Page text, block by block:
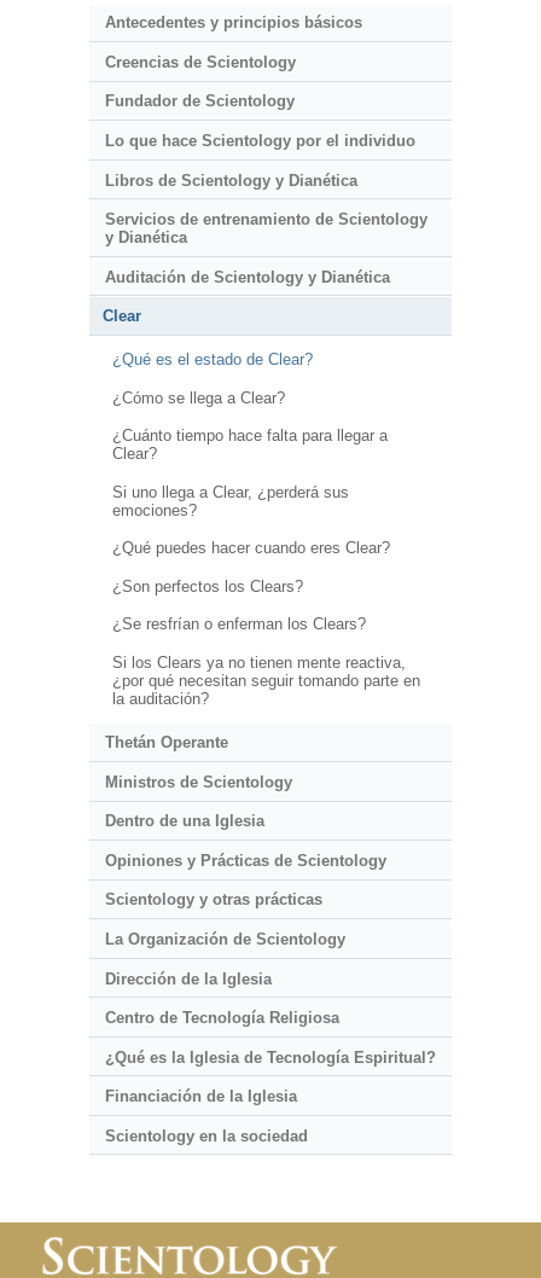
Antecedentes y principios básicos
Creencias de Scientology
Fundador de Scientology
Lo que hace Scientology por el individuo
Libros de Scientology y Dianética
Servicios de entrenamiento de Scientology
y Dianética
Auditación de Scientology y Dianética
Clear
¿Qué es el estado de Clear?
¿Cómo se llega a Clear?
¿Cuánto tiempo hace falta para llegar a
Clear?
Si uno llega a Clear, ¿perderá sus
emociones?
¿Qué puedes hacer cuando eres Clear?
¿Son perfectos los Clears?
¿Se resfrían o enferman los Clears?
Si los Clears ya no tienen mente reactiva,
¿por qué necesitan seguir tomando parte en
la auditación?
Thetán Operante
Ministros de Scientology
Dentro de una Iglesia
Opiniones y Prácticas de Scientology
Scientology y otras prácticas
La Organización de Scientology
Dirección de la Iglesia
Centro de Tecnología Religiosa
¿Qué es la Iglesia de Tecnología Espiritual?
Financiación de la Iglesia
Scientology en la sociedad